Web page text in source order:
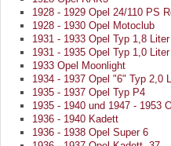
1928 - 1929 Opel 24/110 PS
1928 - 1930 Opel Motoclub
1931 - 1933 Opel Typ 1,8 Liter
1931 - 1935 Opel Typ 1,0
1933 Opel Moonlight
1934 - 1937 Opel "6" Typ 2,0
1935 - 1937 Opel Typ P4
1935 - 1940 und 1947 - 1953
1936 - 1940 Kadett
1936 - 1938 Opel Super 6